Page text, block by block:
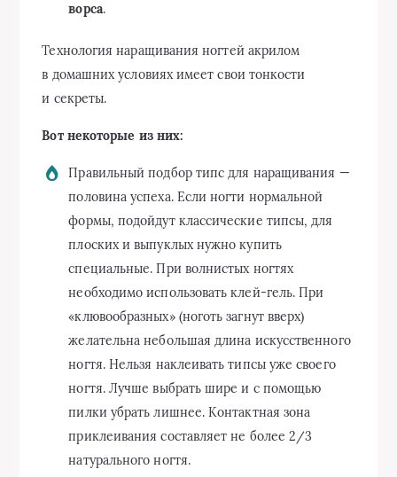
ворса.
Технология наращивания ногтей акрилом
в домашних условиях имеет свои тонкости
и секреты.
Вот некоторые из них:
Правильный подбор типс для наращивания —
половина успеха. Если ногти нормальной
формы, подойдут классические типсы, для
плоских и выпуклых нужно купить
специальные. При волнистых ногтях
необходимо использовать клей-гель. При
«клювообразных» (ноготь загнут вверх)
желательна небольшая длина искусственного
ногтя. Нельзя наклеивать типсы уже своего
ногтя. Лучше выбрать шире и с помощью
пилки убрать лишнее. Контактная зона
приклеивания составляет не более 2/3
натурального ногтя.